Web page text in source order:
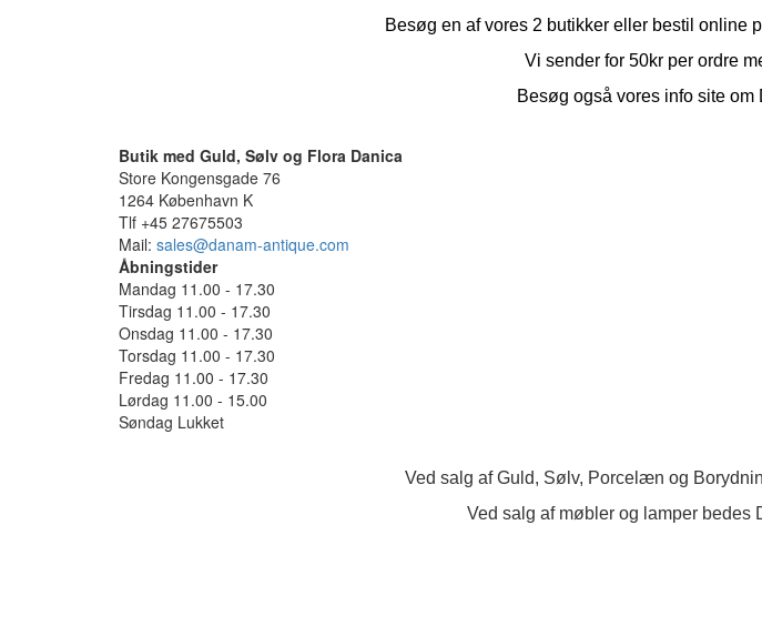
Besøg en af vores 2 butikker eller bestil online
Vi sender for 50kr per ordre
Besøg også vores info site om
Butik med Guld, Sølv og Flora Danica
Store Kongensgade 76
1264 København K
Tlf +45 27675503
Mail: sales@danam-antique.com
Åbningstider
Mandag 11.00 - 17.30
Tirsdag 11.00 - 17.30
Onsdag 11.00 - 17.30
Torsdag 11.00 - 17.30
Fredag 11.00 - 17.30
Lørdag 11.00 - 15.00
Søndag Lukket
Ved salg af Guld, Sølv, Porcelæn og
Ved salg af møbler og lamper bedes